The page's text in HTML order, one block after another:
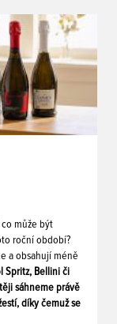
může být
roční období?
a obsahují méně
Spritz, Bellini či
sáhneme právě
díky čemuž se